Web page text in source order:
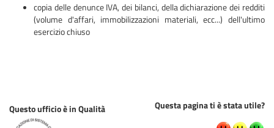
copia delle denunce IVA, dei bilanci, della dichiarazione dei redditi
(volume d'affari, immobilizzazioni materiali, ecc...) dell'ultimo
esercizio chiuso
Questa pagina ti è stata utile?
Questo ufficio è in Qualità